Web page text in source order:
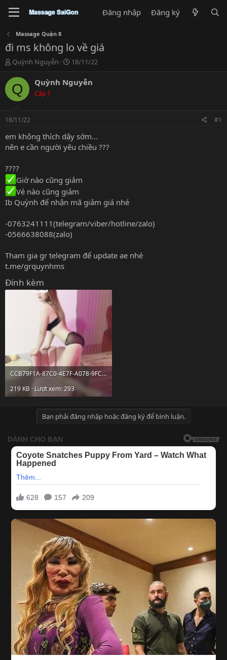
Đăng nhập Đăng ký
Massage Quận 8
đi ms không lo về giá
T
r
e
a
s
t
a
r
t
r
Quỳnh Nguyễn
N
à
y
18/11/22
Q Quỳnh Nguyễn
Cấp 1
18/11/22 #1
em không thích dậy sớm...
nên e cần người yêu chiều ???
????
Giờ nào cũng giảm
Vé nào cũng giảm
Ib Quỳnh để nhận mã giảm giá nhé
-0763241111(telegram/viber/hotline/zalo)
-0566638088(zalo)
Tham gia gr telegram để update ae nhé
t.me/grquynhms
Đính kèm
CCB79F1A-87C0-4E7F-A078-9FC89EB22CF5.jpeg
219 KB · Lượt xem: 293
Bạn phải đăng nhập hoặc đăng ký để bình luận.